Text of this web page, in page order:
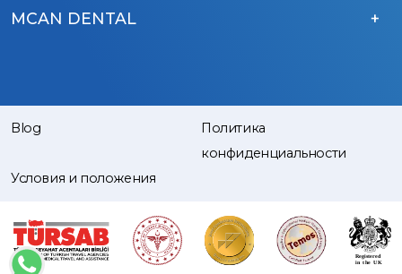
MCAN DENTAL
Blog
Политика
конфиденциальности
Условия и положения